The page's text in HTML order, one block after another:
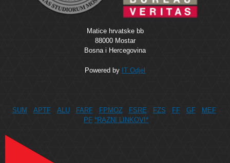
Matice hrvatske bb
88000 Mostar
Bosna i Hercegovina
Powered by IT Odjel
SUM APTF ALU FARF FPMOZ FSRE FZS FF GF
MEF
PF *RAZNI LINKOVI*